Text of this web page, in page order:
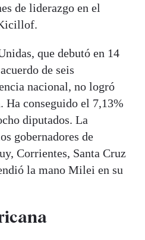
de liderazgo en el
que debutó en 14
de seis
nacional, no logró
conseguido el 7,13%
diputados. La
gobernadores de
Corrientes, Santa Cruz
la mano Milei en su